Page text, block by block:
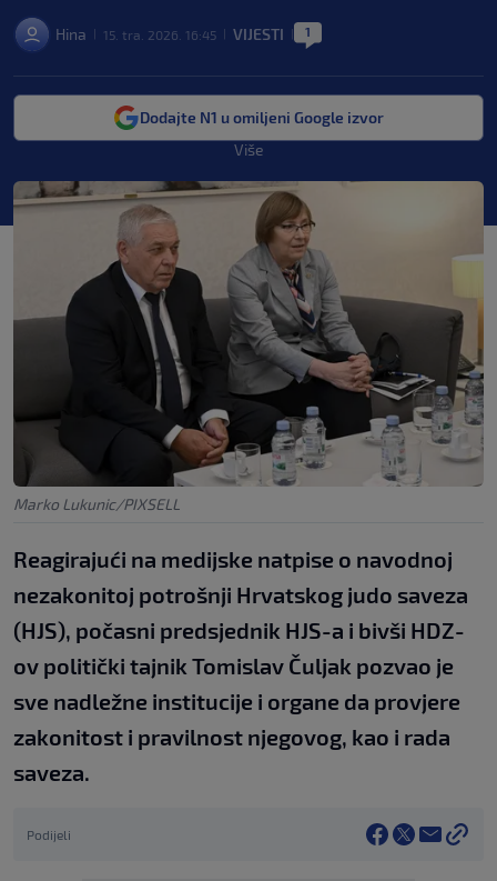
Hina 15. tra. 2026. 16:45 VIJESTI 1
Dodajte N1 u omiljeni Google izvor
Više
Marko Lukunic/PIXSELL
Reagirajući na medijske natpise o navodnoj
nezakonitoj potrošnji Hrvatskog judo saveza
(HJS), počasni predsjednik HJS-a i bivši HDZ-
ov politički tajnik Tomislav Čuljak pozvao je
sve nadležne institucije i organe da provjere
zakonitost i pravilnost njegovog, kao i rada
saveza.
Podijeli